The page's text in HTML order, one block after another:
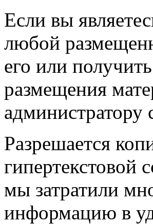
Если вы
любой
его или
размещения
администратору
Разрешается
гипертекстовой
мы затратили
информацию в